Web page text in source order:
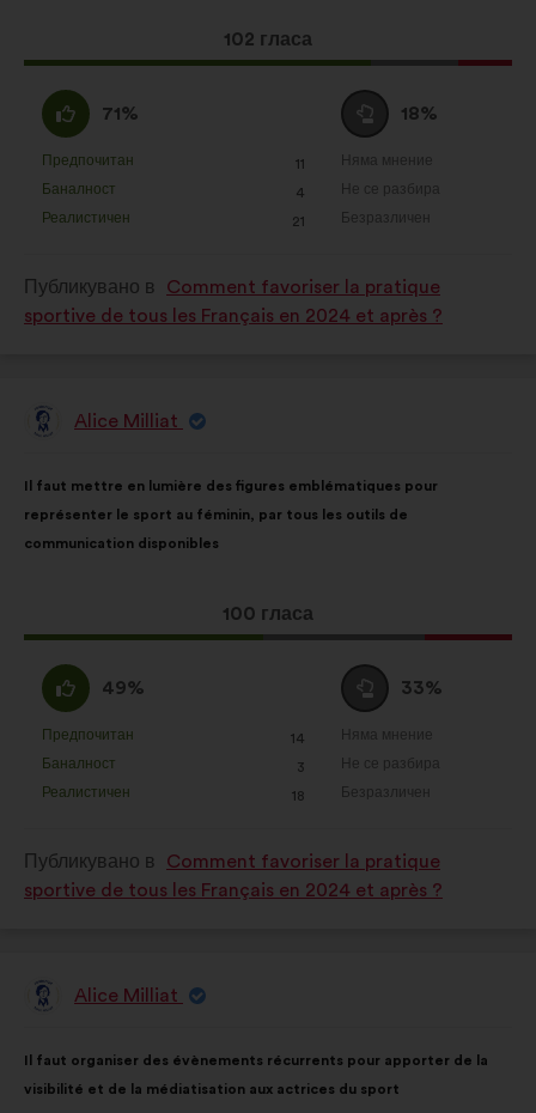
Това
предложение
102 гласа
Съгласен
съм
:
71%
в
:
Предпочитан
: 11
пъти
Баналност
: 4
пъти
Реалистичен
: 21
пъти
Въздържал
се
:
18%
в
:
Няма мнение
:пъти
Не се разбира
:пъти
Безразличен
:пъти
Публикувано в
Comment favoriser la pratique
sportive de tous les Français en 2024 et après ?
ПредложениеAlice Milliat
на
предложението:
Il faut mettre en lumière des figures emblématiques pour
représenter le sport au féminin, par tous les outils de
communication disponibles
Това
предложение
100 гласа
разпределението
е:
Съгласен
съм
:
49%
в
:
Предпочитан
: 14
пъти
Баналност
: 3
пъти
Реалистичен
: 18
пъти
Въздържал
се
:
33%
в
:
Няма мнение
:пъти
Не се разбира
:пъти
Безразличен
:пъти
Публикувано в
Comment favoriser la pratique
sportive de tous les Français en 2024 et après ?
ПредложениеAlice Milliat
на
предложението:
Il faut organiser des évènements récurrents pour apporter de la
visibilité et de la médiatisation aux actrices du sport
разпределението
е: